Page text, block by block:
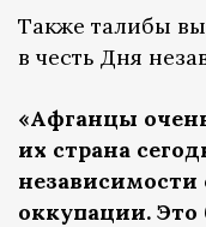
Также талибы
в честь Дня
«Афганцы
их страна
независимости
оккупации.